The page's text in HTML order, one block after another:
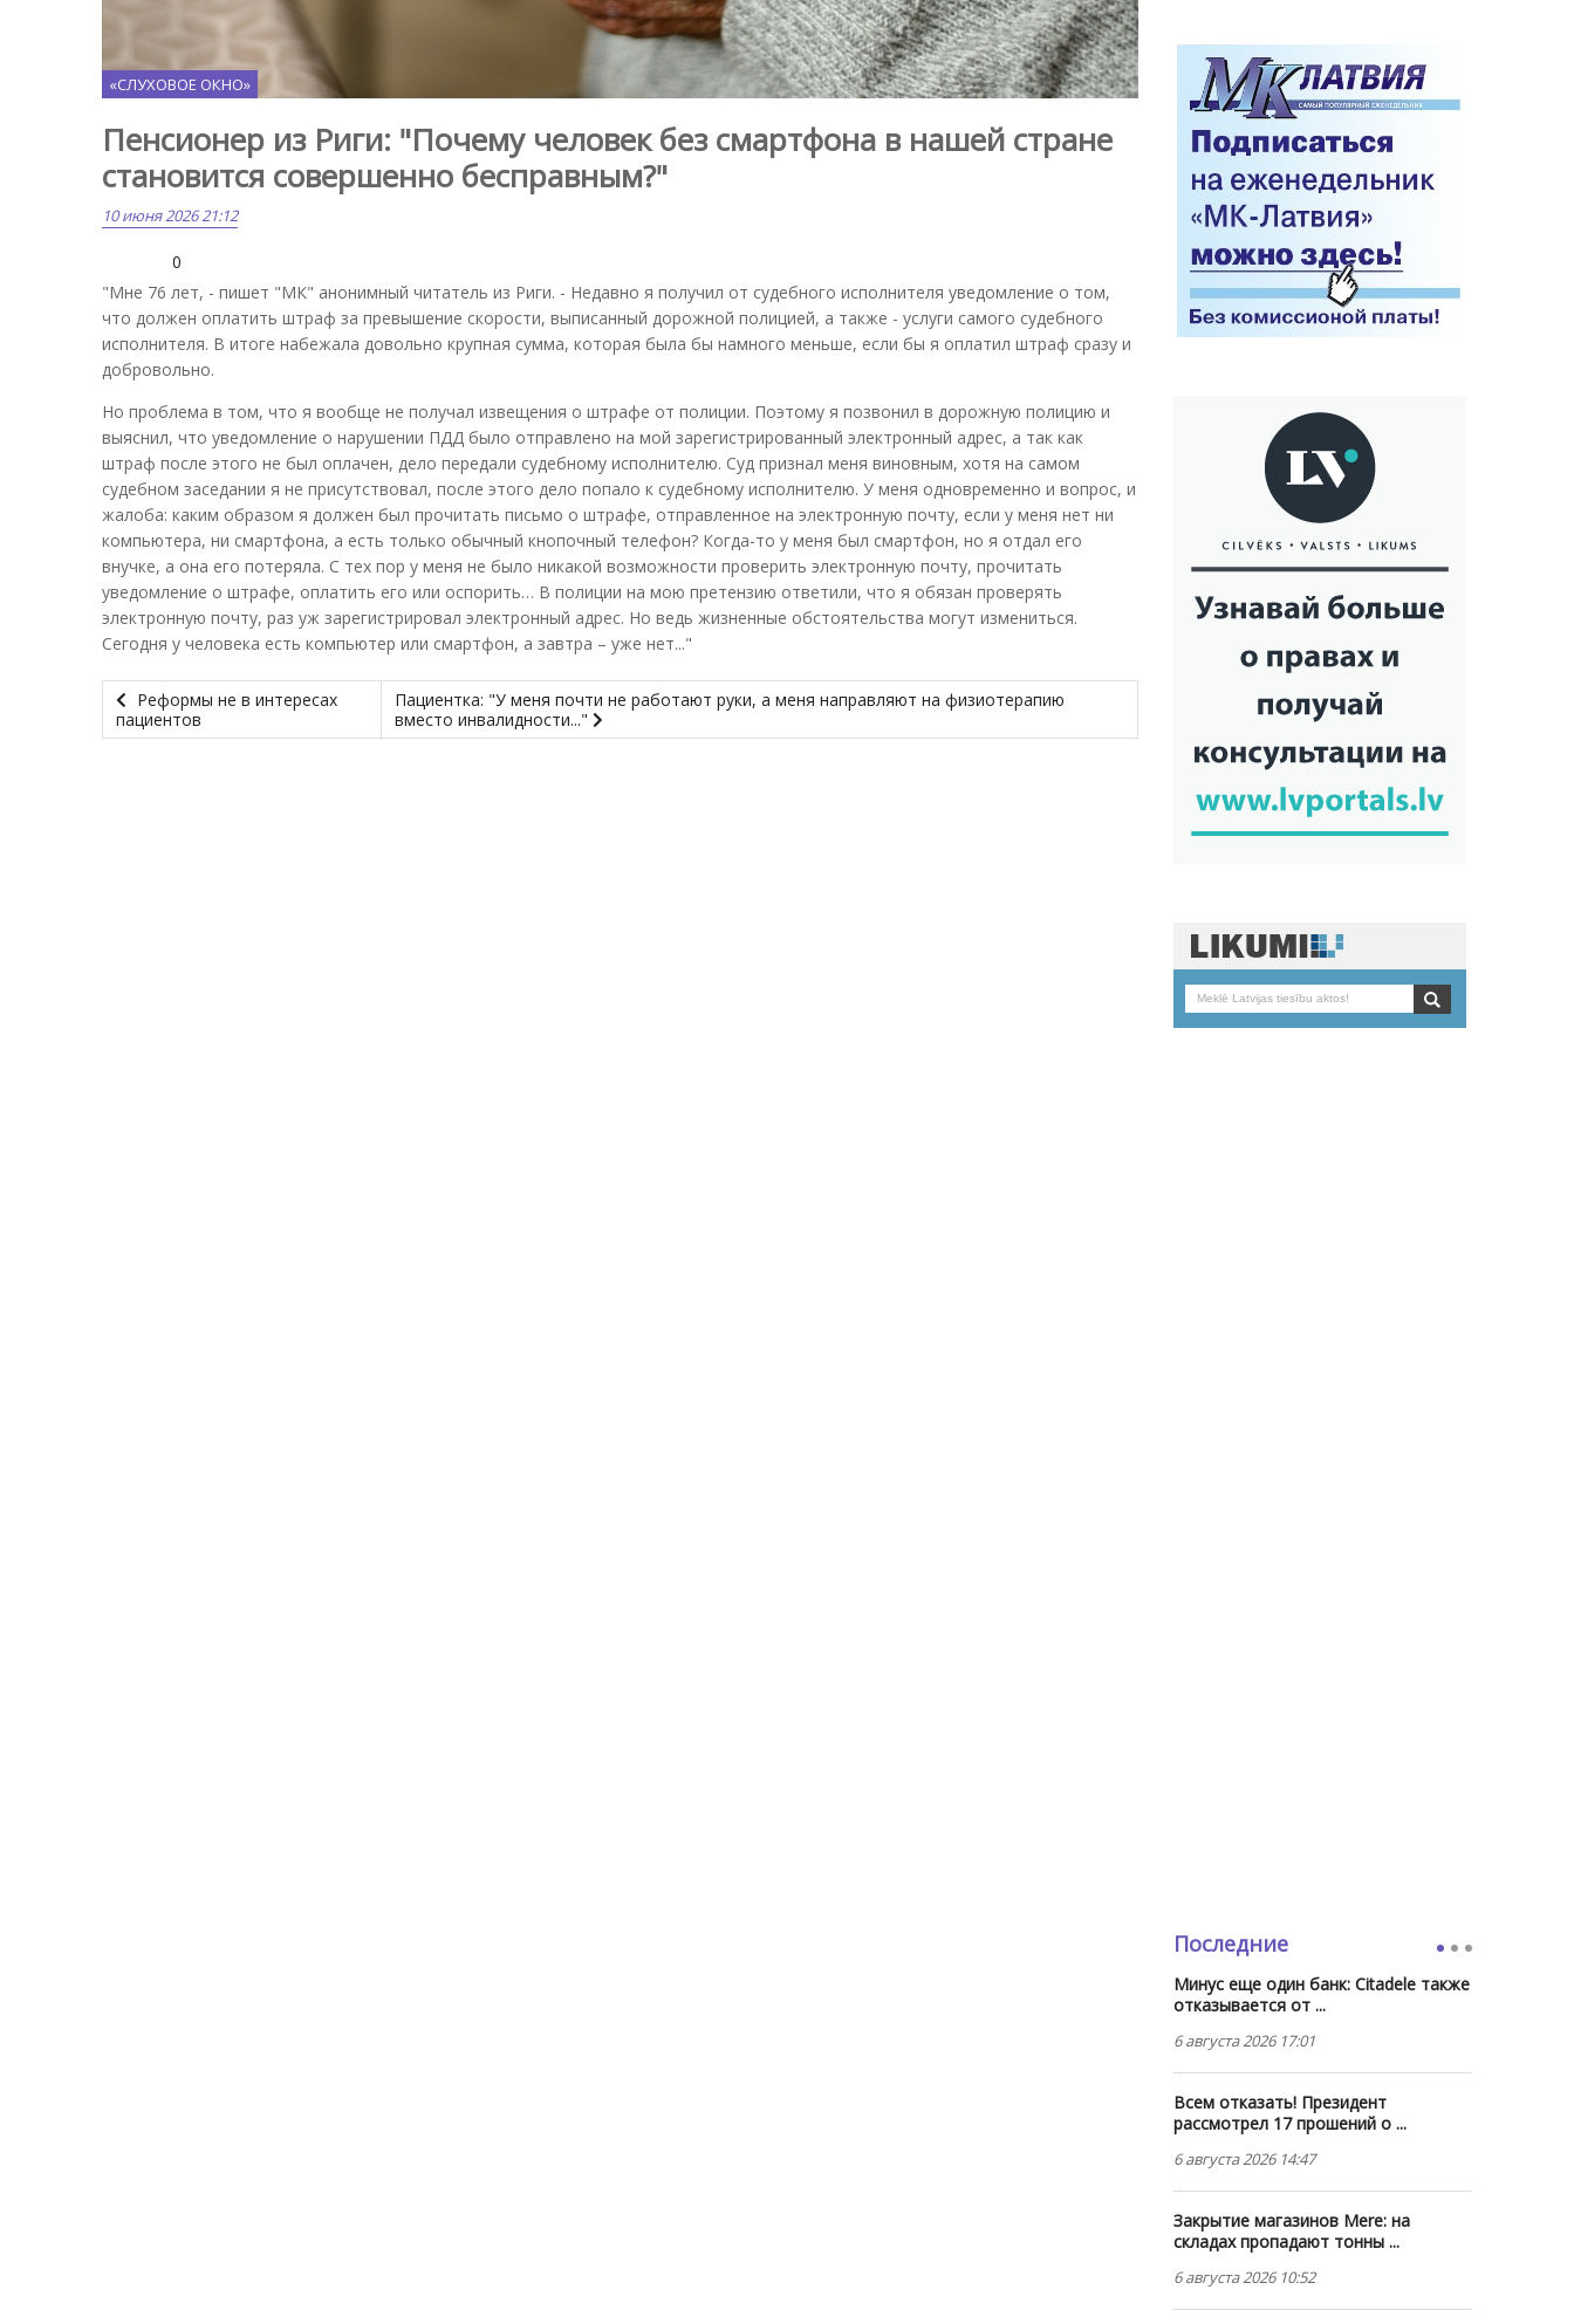
«СЛУХОВОЕ ОКНО»
Пенсионер из Риги: "Почему человек без смартфона в нашей стране
становится совершенно бесправным?"
10 июня 2026 21:12
0
"Мне 76 лет, - пишет "МК" анонимный читатель из Риги. - Недавно я получил от судебного исполнителя уведомление о том,
что должен оплатить штраф за превышение скорости, выписанный дорожной полицией, а также - услуги самого судебного
исполнителя. В итоге набежала довольно крупная сумма, которая была бы намного меньше, если бы я оплатил штраф сразу и
добровольно.
Но проблема в том, что я вообще не получал извещения о штрафе от полиции. Поэтому я позвонил в дорожную полицию и
выяснил, что уведомление о нарушении ПДД было отправлено на мой зарегистрированный электронный адрес, а так как
штраф после этого не был оплачен, дело передали судебному исполнителю. Суд признал меня виновным, хотя на самом
судебном заседании я не присутствовал, после этого дело попало к судебному исполнителю. У меня одновременно и вопрос, и
жалоба: каким образом я должен был прочитать письмо о штрафе, отправленное на электронную почту, если у меня нет ни
компьютера, ни смартфона, а есть только обычный кнопочный телефон? Когда-то у меня был смартфон, но я отдал его
внучке, а она его потеряла. С тех пор у меня не было никакой возможности проверить электронную почту, прочитать
уведомление о штрафе, оплатить его или оспорить… В полиции на мою претензию ответили, что я обязан проверять
электронную почту, раз уж зарегистрировал электронный адрес. Но ведь жизненные обстоятельства могут измениться.
Сегодня у человека есть компьютер или смартфон, а завтра – уже нет..."
Реформы не в интересах
пациентов
Пациентка: "У меня почти не работают руки, а меня направляют на физиотерапию
вместо инвалидности..."
Последние
Минус еще один банк: Citadele также
отказывается от ...
6 августа 2026 17:01
Всем отказать! Президент
рассмотрел 17 прошений о ...
6 августа 2026 14:47
Закрытие магазинов Mere: на
складах пропадают тонны ...
6 августа 2026 10:52